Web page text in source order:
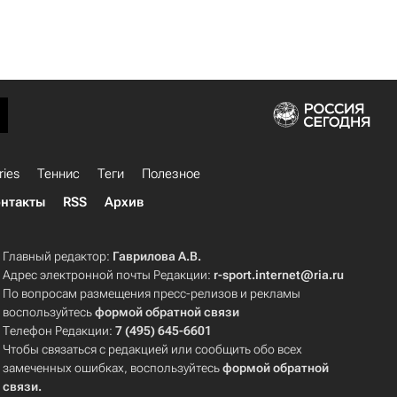
Теннис Теги
Полезное
RSS Архив
Главный редактор: Гаврилова А.В.
Адрес электронной почты Редакции: r-sport.internet@ria.ru
По вопросам размещения пресс-релизов и рекламы
воспользуйтесьформой обратной связи
Телефон Редакции:7 (495) 645-6601
Чтобы связаться с редакцией или сообщить обо всех
замеченных ошибках, воспользуйтесьформой обратной
связи.